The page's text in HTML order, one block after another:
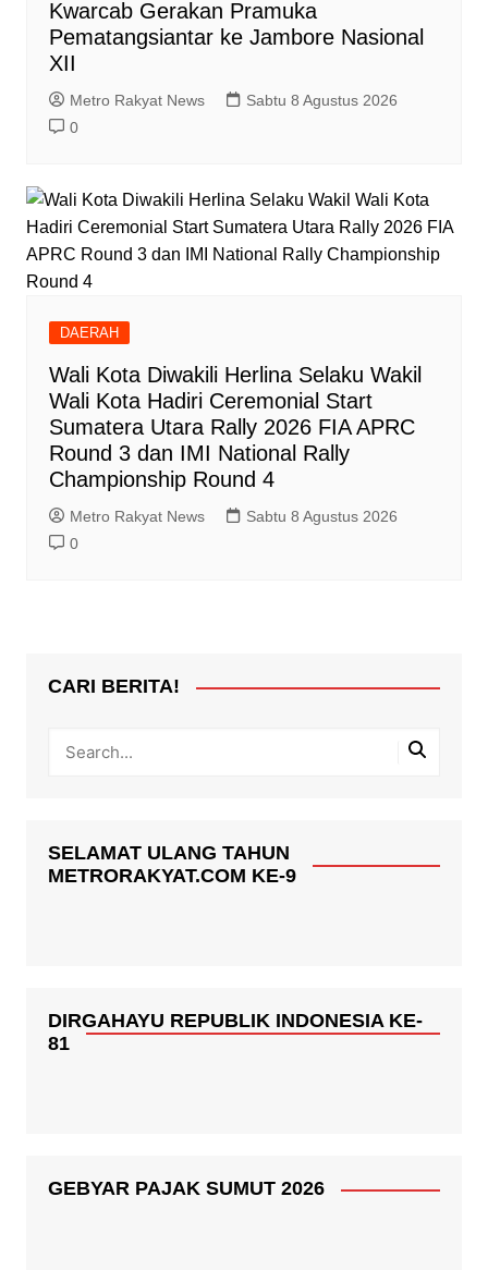
Kwarcab Gerakan Pramuka
Pematangsiantar ke Jambore Nasional
XII
Metro Rakyat News
Sabtu 8 Agustus 2026
0
DAERAH
Wali Kota Diwakili Herlina Selaku Wakil
Wali Kota Hadiri Ceremonial Start
Sumatera Utara Rally 2026 FIA APRC
Round 3 dan IMI National Rally
Championship Round 4
Metro Rakyat News
Sabtu 8 Agustus 2026
0
CARI BERITA!
SELAMAT ULANG TAHUN
METRORAKYAT.COM KE-9
DIRGAHAYU REPUBLIK INDONESIA KE-
81
GEBYAR PAJAK SUMUT 2026